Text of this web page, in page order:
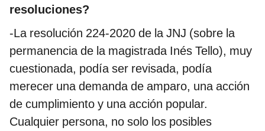
resoluciones?
-La resolución 224-2020 de la JNJ (sobre la
permanencia de la magistrada Inés Tello), muy
cuestionada, podía ser revisada, podía
merecer una demanda de amparo, una acción
de cumplimiento y una acción popular.
Cualquier persona, no solo los posibles